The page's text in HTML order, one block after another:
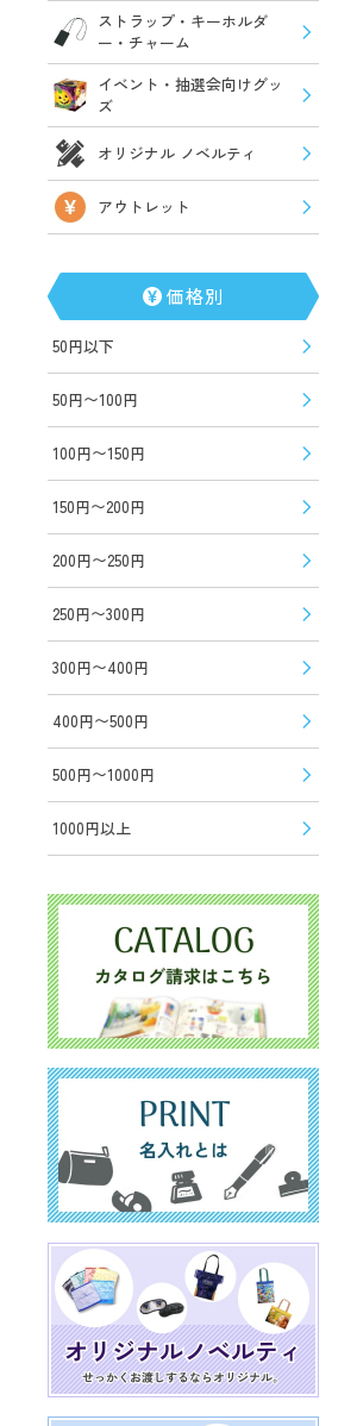
ストラップ・キーホルダ
ー・チャーム
イベント・抽選会向けグッ
ズ
オリジナル ノベルティ
アウトレット
価格別
50円以下
50円〜100円
100円〜150円
150円〜200円
200円〜250円
250円〜300円
300円〜400円
400円〜500円
500円〜1000円
1000円以上